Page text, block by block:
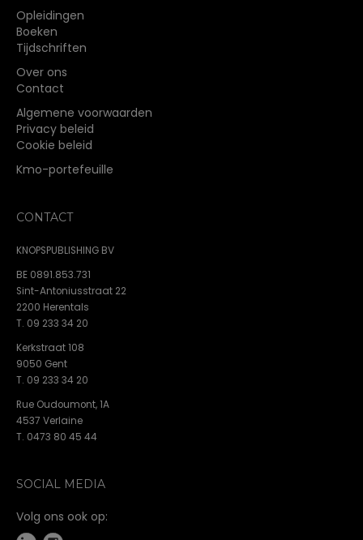
Opleidingen
Boeken
Tijdschriften
Over ons
Contact
Algemene voorwaarden
Privacy beleid
Cookie beleid
Kmo-portefeuille
CONTACT
KNOPSPUBLISHING BV
BE 0891.853.731
Sint-Antoniusstraat 22
2200 Herentals
T. 09 233 34 20
Kerkstraat 108
9050 Gent
T. 09 233 34 20
Rue Oudoumont, 1A
4537 Verlaine
T. 0473 80 45 44
SOCIAL MEDIA
Volg ons ook op: